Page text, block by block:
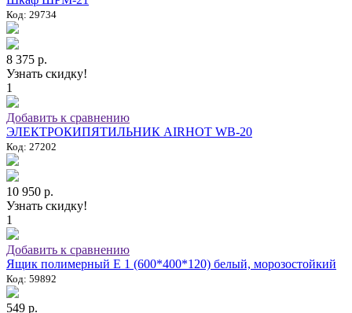
Код: 29734
8 375 р.
Узнать скидку!
1
Добавить к сравнению
ЭЛЕКТРОКИПЯТИЛЬНИК AIRHOT WB-20
Код: 27202
10 950 р.
Узнать скидку!
1
Добавить к сравнению
Ящик полимерный E 1 (600*400*120) белый, морозостойкий
Код: 59892
549 р.